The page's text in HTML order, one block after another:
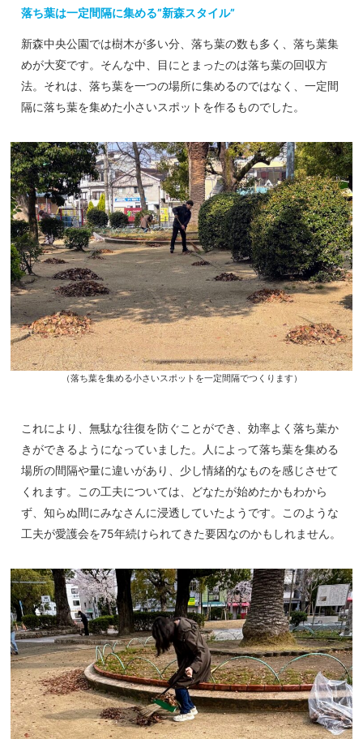
落ち葉は一定間隔に集める”新森スタイル”
新森中央公園では樹木が多い分、落ち葉の数も多く、落ち葉集
めが大変です。そんな中、目にとまったのは落ち葉の回収方
法。それは、落ち葉を一つの場所に集めるのではなく、一定間
隔に落ち葉を集めた小さいスポットを作るものでした。
（落ち葉を集める小さいスポットを一定間隔でつくります）
これにより、無駄な往復を防ぐことができ、効率よく落ち葉か
きができるようになっていました。人によって落ち葉を集める
場所の間隔や量に違いがあり、少し情緒的なものを感じさせて
くれます。この工夫については、どなたが始めたかもわから
ず、知らぬ間にみなさんに浸透していたようです。このような
工夫が愛護会を75年続けられてきた要因なのかもしれません。